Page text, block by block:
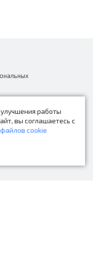
работы
вы соглашаетесь с
cookie